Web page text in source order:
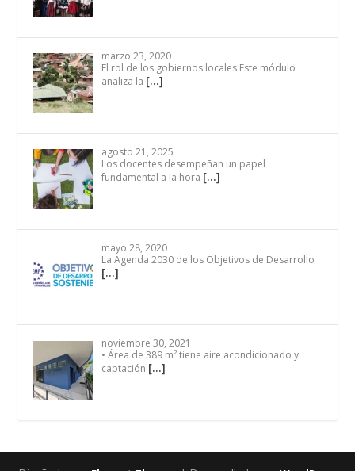
marzo 23, 2020
El rol de los gobiernos locales Este módulo
analiza la […]
agosto 21, 2025
Los docentes desempeñan un papel
fundamental a la hora […]
mayo 28, 2020
La Agenda 2030 de los Objetivos de Desarrollo
[…]
noviembre 30, 2021
• Área de 389 m² tiene aire acondicionado y
captación […]